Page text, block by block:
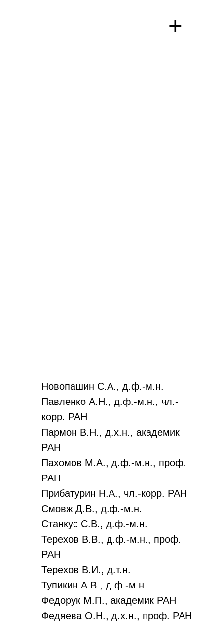
+
Новопашин С.А., д.ф.-м.н.
Павленко А.Н., д.ф.-м.н., чл.-
корр. РАН
Пармон В.Н., д.х.н., академик
РАН
Пахомов М.А., д.ф.-м.н., проф.
РАН
Прибатурин Н.А., чл.-корр. РАН
Смовж Д.В., д.ф.-м.н.
Станкус С.В., д.ф.-м.н.
Терехов В.В., д.ф.-м.н., проф.
РАН
Терехов В.И., д.т.н.
Тупикин А.В., д.ф.-м.н.
Федорук М.П., академик РАН
Федяева О.Н., д.х.н., проф. РАН